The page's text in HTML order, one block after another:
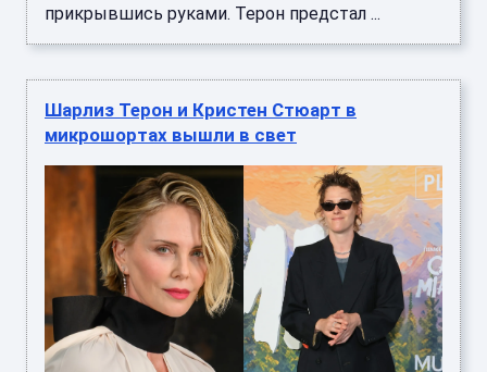
прикрывшись руками. Терон предстал ...
Шарлиз Терон и Кристен Стюарт в
микрошортах вышли в свет